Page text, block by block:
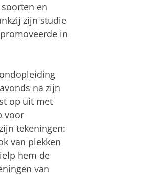
en
zijn studie
in
na zijn
op uit met
voor
tekeningen:
van plekken
hem de
van